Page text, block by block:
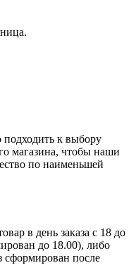
к выбору
магазина, чтобы наши
по наименьшей
в день заказа с 18 до
до 18.00), либо
сформирован после